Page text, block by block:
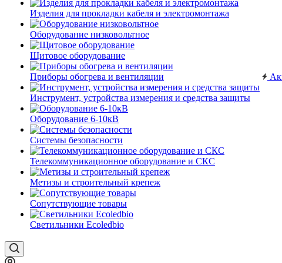
Изделия для прокладки кабеля и электромонтажа
Оборудование низковольтное
Щитовое оборудование
Приборы обогрева и вентиляции
Инструмент, устройства измерения и средства защиты
Оборудование 6-10кВ
Системы безопасности
Телекоммуникационное оборудование и СКС
Метизы и строительный крепеж
Сопутствующие товары
Светильники Ecoledbio